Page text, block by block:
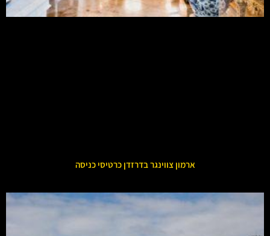
ארמון צווינגר בדרזדן כרטיסי כניסה